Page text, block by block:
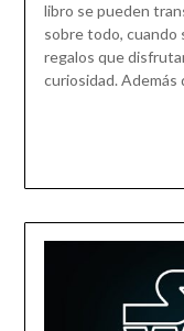
libro se pueden
sobre todo, cuando
regalos que
curiosidad.